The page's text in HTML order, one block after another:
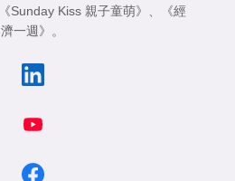
《Sunday Kiss 親子童萌》 、
《經
濟一週》 。